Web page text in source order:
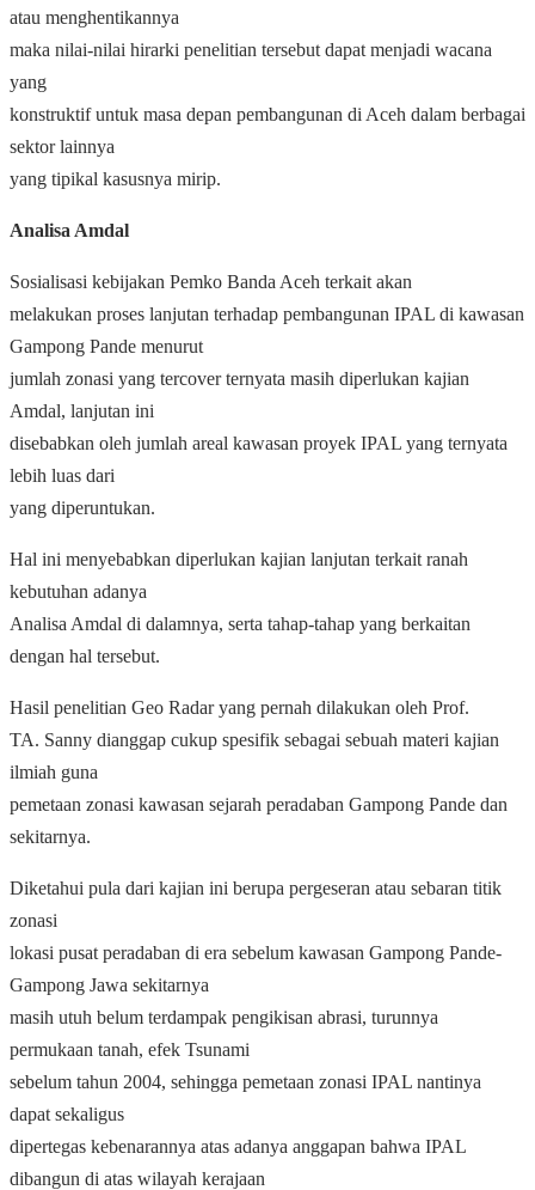
atau menghentikannya
maka nilai-nilai hirarki penelitian tersebut dapat menjadi wacana
yang
konstruktif untuk masa depan pembangunan di Aceh dalam berbagai
sektor lainnya
yang tipikal kasusnya mirip.
Analisa Amdal
Sosialisasi kebijakan Pemko Banda Aceh terkait akan
melakukan proses lanjutan terhadap pembangunan IPAL di kawasan
Gampong Pande menurut
jumlah zonasi yang tercover ternyata masih diperlukan kajian
Amdal, lanjutan ini
disebabkan oleh jumlah areal kawasan proyek IPAL yang ternyata
lebih luas dari
yang diperuntukan.
Hal ini menyebabkan diperlukan kajian lanjutan terkait ranah
kebutuhan adanya
Analisa Amdal di dalamnya, serta tahap-tahap yang berkaitan
dengan hal tersebut.
Hasil penelitian Geo Radar yang pernah dilakukan oleh Prof.
TA. Sanny dianggap cukup spesifik sebagai sebuah materi kajian
ilmiah guna
pemetaan zonasi kawasan sejarah peradaban Gampong Pande dan
sekitarnya.
Diketahui pula dari kajian ini berupa pergeseran atau sebaran titik
zonasi
lokasi pusat peradaban di era sebelum kawasan Gampong Pande-
Gampong Jawa sekitarnya
masih utuh belum terdampak pengikisan abrasi, turunnya
permukaan tanah, efek Tsunami
sebelum tahun 2004, sehingga pemetaan zonasi IPAL nantinya
dapat sekaligus
dipertegas kebenarannya atas adanya anggapan bahwa IPAL
dibangun di atas wilayah kerajaan